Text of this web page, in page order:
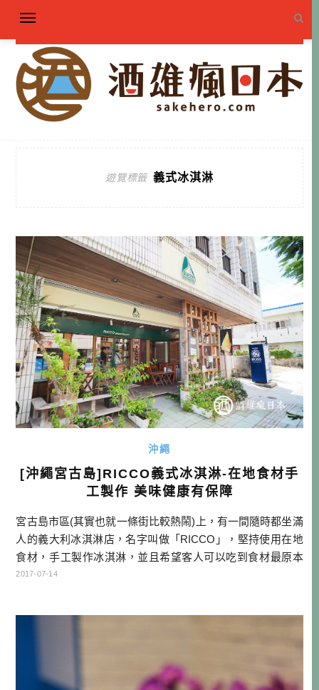
遊覽標籤 義式冰淇淋
沖繩
[沖繩宮古島]RICCO義式冰淇淋-在地食材手
工製作 美味健康有保障
宮古島市區(其實也就一條街比較熱鬧)上，有一間隨時都坐滿
人的義大利冰淇淋店，名字叫做「RICCO」，堅持使用在地
食材，手工製作冰淇淋，並且希望客人可以吃到食材最原本
的美味。這樣的店真的很難得，既然天氣這麼熱，也不想吃
2017-07-14